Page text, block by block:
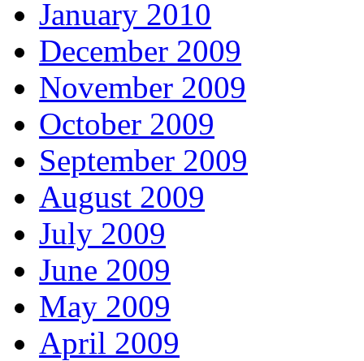
January 2010
December 2009
November 2009
October 2009
September 2009
August 2009
July 2009
June 2009
May 2009
April 2009